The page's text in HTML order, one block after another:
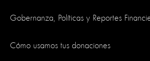
Gobernanza, Políticas y Reportes
Cómo usamos tus donaciones